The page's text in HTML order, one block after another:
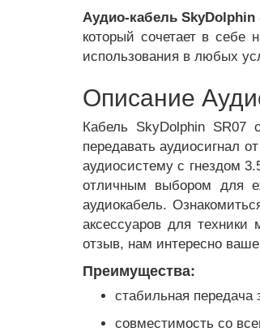
Аудио-кабель
который сочетает в себе
использования в любых
Описание
Кабель SkyDolphin SR07
передавать аудиосигнал
аудиосистему с гнездом
отличным выбором для
аудиокабель.
аксессуаров для
отзыв, нам интересно
Преимущества:
стабильная передача
совместимость со